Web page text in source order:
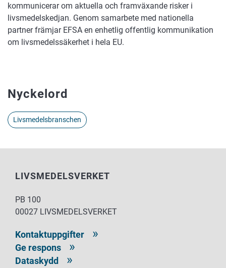
kommunicerar om aktuella och framväxande risker i
livsmedelskedjan. Genom samarbete med nationella
partner främjar EFSA en enhetlig offentlig kommunikation
om livsmedelssäkerhet i hela EU.
Nyckelord
Livsmedelsbranschen
LIVSMEDELSVERKET
PB 100
00027 LIVSMEDELSVERKET
Kontaktuppgifter
Ge respons
Dataskydd